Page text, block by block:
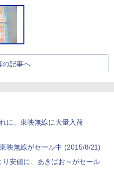
の記事へ
に、東映無線に大量入荷
映無線がセール中 (2015/8/21)
安値に、あきばお～がセール